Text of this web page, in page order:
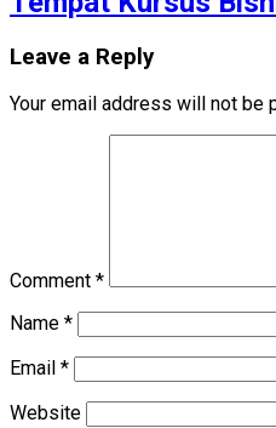
Leave a Reply
Your email address will not be
Comment *
Name *
Email *
Website